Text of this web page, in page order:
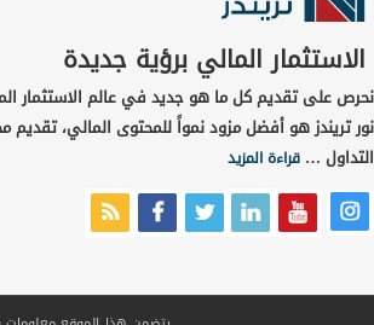
الاستثمار المالي برؤية جديدة
نحرص على تقديم كل ما هو جديد في عالم الاستثمار
نور تريندز هو أفضل مزود نمواً للمحتوى المالي،
التداول … قراءة المزيد